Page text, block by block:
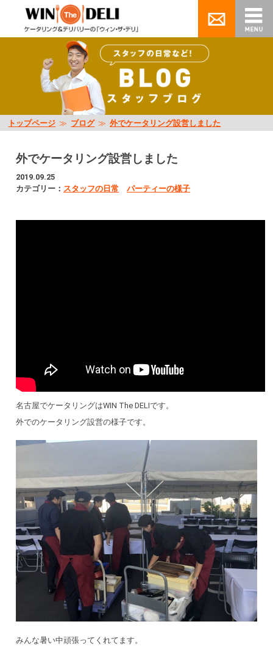
トップページ ≫ ブログ≫外でケータリング設営しました
外でケータリング設営しました
2019.09.25
カテゴリー： スタッフの日常 パーティーの様子
名古屋でケータリングはWIN The DELIです。
外でのケータリング設営の様子です。
みんな暑い中頑張ってくれてます。